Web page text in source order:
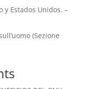
y Estados Unidos. –
(Sezione